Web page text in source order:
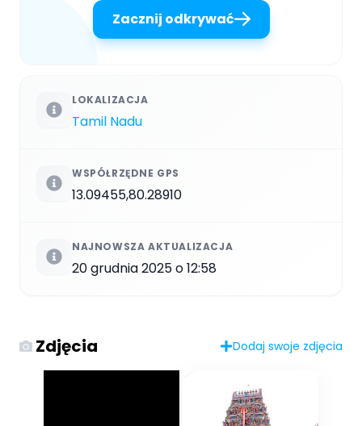
Zacznij odkrywać
LOKALIZACJA
Tamil Nadu
WSPÓŁRZĘDNE GPS
13.09455,80.28910
NAJNOWSZA AKTUALIZACJA
20 grudnia 2025 o 12:58
Zdjęcia Dodaj swoje zdjęcia